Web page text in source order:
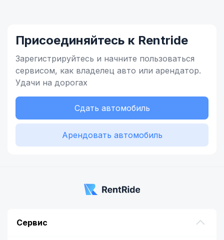
Присоединяйтесь к Rentride
Зарегистрируйтесь и начните пользоваться
сервисом, как владелец авто или арендатор.
Удачи на дорогах
Сдать автомобиль
Арендовать автомобиль
Сервис